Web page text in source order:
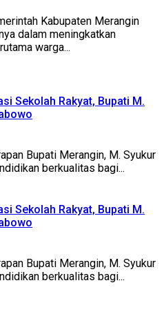
Kabupaten Merangin
dalam meningkatkan
warga...
Sekolah Rakyat, Bupati M.
Bupati Merangin, M. Syukur
berkualitas bagi...
Sekolah Rakyat, Bupati M.
Bupati Merangin, M. Syukur
berkualitas bagi...